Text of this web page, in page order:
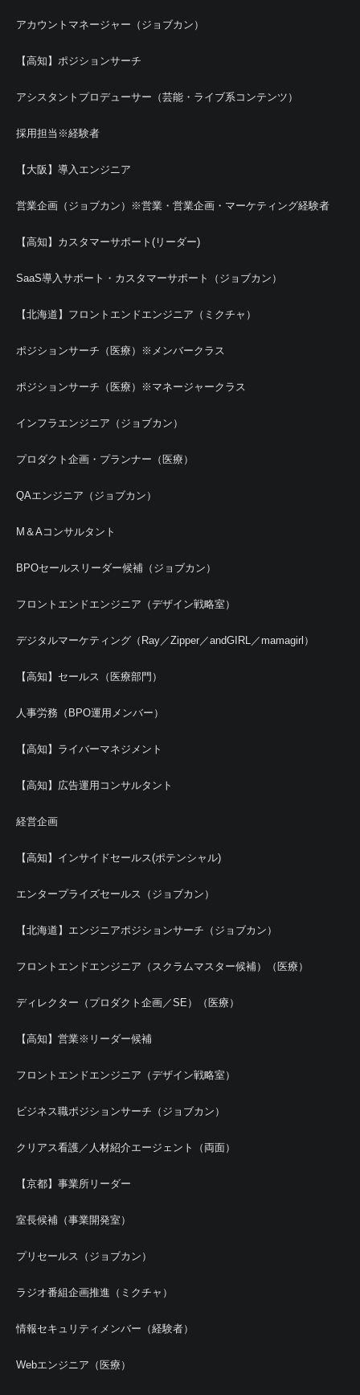
アカウントマネージャー（ジョブカン）
【高知】ポジションサーチ
アシスタントプロデューサー（芸能・ライブ系コンテンツ）
採用担当※経験者
【大阪】導入エンジニア
営業企画（ジョブカン）※営業・営業企画・マーケティング経験者
【高知】カスタマーサポート(リーダー)
SaaS導入サポート・カスタマーサポート（ジョブカン）
【北海道】フロントエンドエンジニア（ミクチャ）
ポジションサーチ（医療）※メンバークラス
ポジションサーチ（医療）※マネージャークラス
インフラエンジニア（ジョブカン）
プロダクト企画・プランナー（医療）
QAエンジニア（ジョブカン）
M＆Aコンサルタント
BPOセールスリーダー候補（ジョブカン）
フロントエンドエンジニア（デザイン戦略室）
デジタルマーケティング（Ray／Zipper／andGIRL／mamagirl）
【高知】セールス（医療部門）
人事労務（BPO運用メンバー）
【高知】ライバーマネジメント
【高知】広告運用コンサルタント
経営企画
【高知】インサイドセールス(ポテンシャル)
エンタープライズセールス（ジョブカン）
【北海道】エンジニアポジションサーチ（ジョブカン）
フロントエンドエンジニア（スクラムマスター候補）（医療）
ディレクター（プロダクト企画／SE）（医療）
【高知】営業※リーダー候補
フロントエンドエンジニア（デザイン戦略室）
ビジネス職ポジションサーチ（ジョブカン）
クリアス看護／人材紹介エージェント（両面）
【京都】事業所リーダー
室長候補（事業開発室）
プリセールス（ジョブカン）
ラジオ番組企画推進（ミクチャ）
情報セキュリティメンバー（経験者）
Webエンジニア（医療）